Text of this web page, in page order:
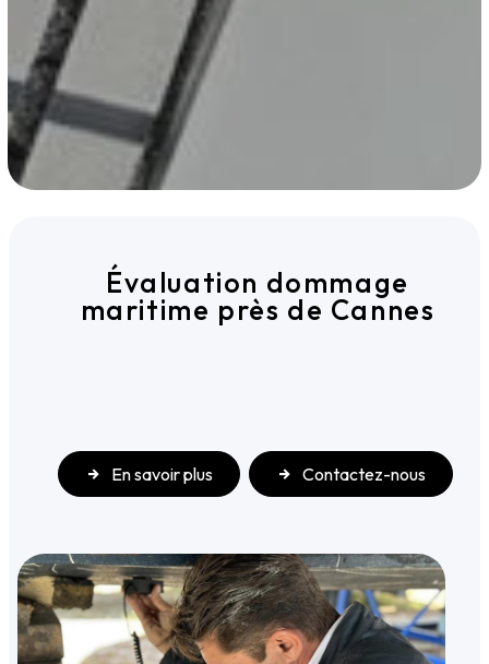
Évaluation dommage
maritime près de Cannes
En savoir plus Contactez-nous